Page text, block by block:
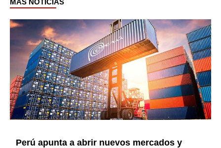
MÁS NOTICIAS
Perú apunta a abrir nuevos mercados y
Page PagePagePagePagePage Page